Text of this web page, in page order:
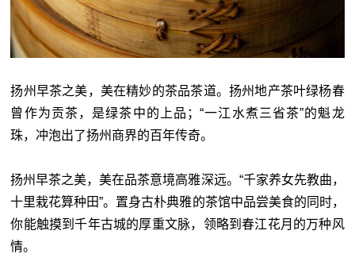
扬州早茶之美，美在精妙的茶品茶道。扬州地产茶叶绿杨春
曾作为贡茶，是绿茶中的上品；“一江水煮三省茶”的魁龙
珠，冲泡出了扬州商界的百年传奇。
扬州早茶之美，美在品茶意境高雅深远。“千家养女先教曲，
十里栽花算种田”。置身古朴典雅的茶馆中品尝美食的同时，
你能触摸到千年古城的厚重文脉，领略到春江花月的万种风
情。